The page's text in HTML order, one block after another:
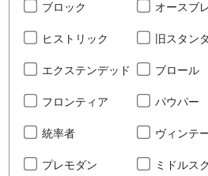
ブロック オースブ
ヒストリック 旧スタン
エクステンデッド ブロール
フロンティア パウパー
統率者 ヴィンテ
プレモダン ミドルス